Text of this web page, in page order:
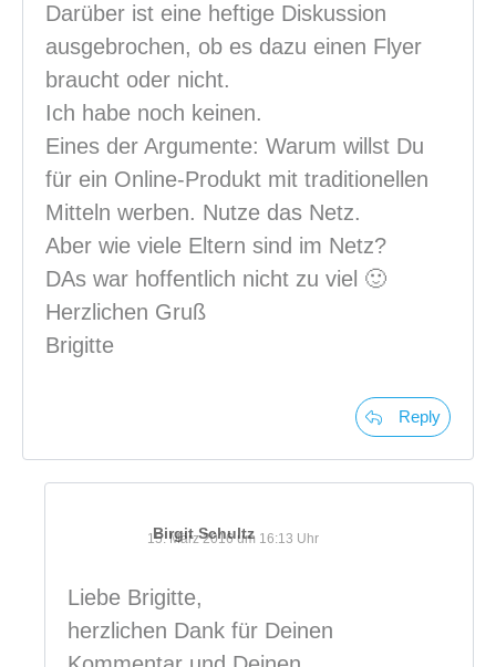
Darüber ist eine heftige Diskussion
ausgebrochen, ob es dazu einen Flyer
braucht oder nicht.
Ich habe noch keinen.
Eines der Argumente: Warum willst Du
für ein Online-Produkt mit traditionellen
Mitteln werben. Nutze das Netz.
Aber wie viele Eltern sind im Netz?
DAs war hoffentlich nicht zu viel 🙂
Herzlichen Gruß
Brigitte
Reply
Birgit Schultz
15. März 2016 um 16:13 Uhr
Liebe Brigitte,
herzlichen Dank für Deinen